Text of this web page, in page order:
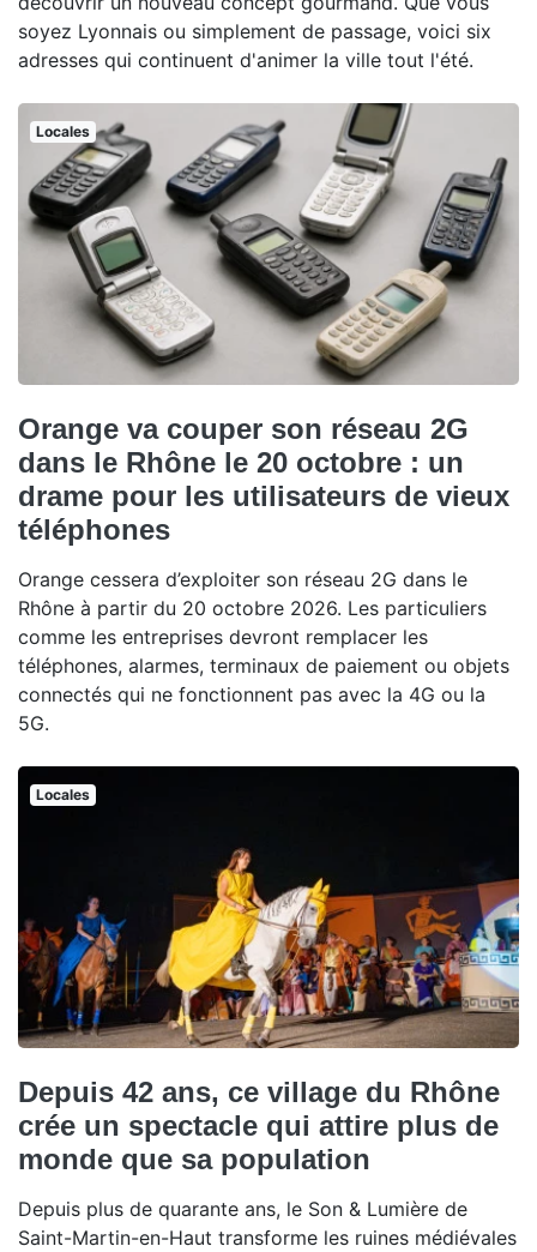
soyez Lyonnais ou simplement de passage, voici six
adresses qui continuent d'animer la ville tout l'été.
Locales
Orange va couper son réseau 2G
dans le Rhône le 20 octobre : un
drame pour les utilisateurs de vieux
téléphones
Orange cessera d’exploiter son réseau 2G dans le
Rhône à partir du 20 octobre 2026. Les particuliers
comme les entreprises devront remplacer les
téléphones, alarmes, terminaux de paiement ou objets
connectés qui ne fonctionnent pas avec la 4G ou la
5G.
Locales
Depuis 42 ans, ce village du Rhône
crée un spectacle qui attire plus de
monde que sa population
Depuis plus de quarante ans, le Son & Lumière de
Saint-Martin-en-Haut transforme les ruines médiévales